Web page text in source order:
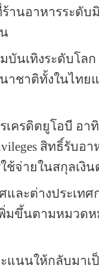
านอาหารระดับ
นเทิงระดับโล
ชาติทั้งในไทย
ครดิตยูโอบี อา
สิทธิ์รับอา
จ่ายในสกุลเงิน
ละต่างประเทศ
ขึ้นตามหมวดห
แนนให้กลับมา